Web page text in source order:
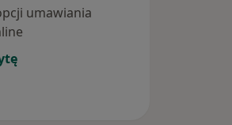
umawiania